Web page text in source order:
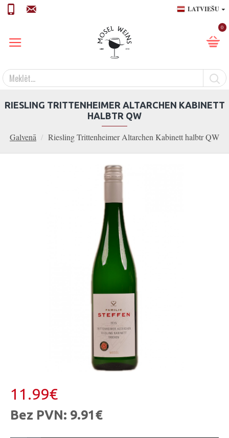
LATVIEŠU
0
Galvenā Riesling Trittenheimer Altarchen Kabinett halbtr QW
RIESLING TRITTENHEIMER ALTARCHEN KABINETT
HALBTR QW
11.99€
Bez PVN: 9.91€